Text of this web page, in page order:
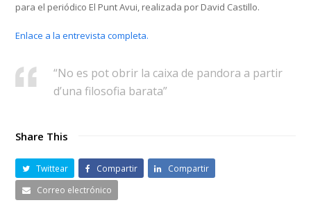
para el periódico El Punt Avui, realizada por David Castillo.
Enlace a la entrevista completa.
“No es pot obrir la caixa de pandora a partir
d’una filosofia barata”
Share This
Twittear Compartir
Compartir
Correo electrónico